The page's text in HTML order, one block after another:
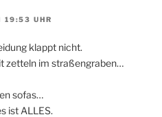
19:53 UHR
klappt nicht.
zetteln im straßengraben…
sofas…
ist ALLES.